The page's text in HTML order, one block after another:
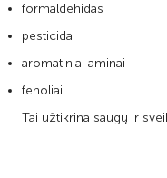
formaldehidas
pesticidai
aromatiniai aminai
fenoliai
Tai užtikrina saugų ir